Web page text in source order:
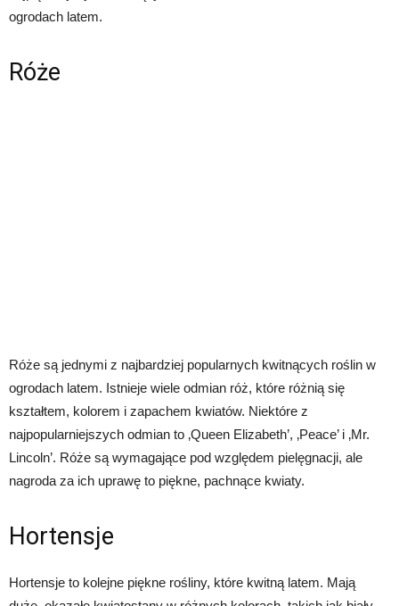
ogrodach latem.
Róże
Róże są jednymi z najbardziej popularnych kwitnących roślin w
ogrodach latem. Istnieje wiele odmian róż, które różnią się
kształtem, kolorem i zapachem kwiatów. Niektóre z
najpopularniejszych odmian to ‚Queen Elizabeth’, ‚Peace’ i ‚Mr.
Lincoln’. Róże są wymagające pod względem pielęgnacji, ale
nagroda za ich uprawę to piękne, pachnące kwiaty.
Hortensje
Hortensje to kolejne piękne rośliny, które kwitną latem. Mają